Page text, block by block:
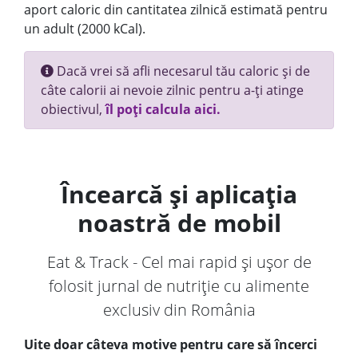
aport caloric din cantitatea zilnică estimată pentru
un adult (2000 kCal).
Dacă vrei să afli necesarul tău caloric și de
câte calorii ai nevoie zilnic pentru a-ți atinge
obiectivul,îl poți calcula aici.
Încearcă și aplicația
noastră de mobil
Eat & Track - Cel mai rapid și ușor de
folosit jurnal de nutriție cu alimente
exclusiv din România
Uite doar câteva motive pentru care să încerci